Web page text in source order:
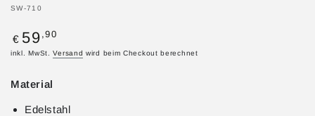
SW-710
Regulärer
Preis
€ 59 ,90
inkl. MwSt.Versand wird beim Checkout berechnet
Material
Edelstahl